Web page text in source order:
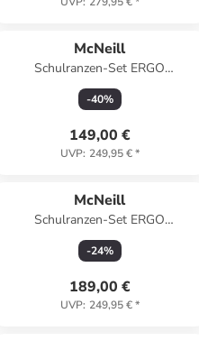
McNeill
Schulranzen-Set ERGO
COMPACTO 5tlg. BUBBLE in blau
-40%
149,00 €
UVP: 249,95 €*
McNeill
Schulranzen-Set ERGO
COMPACTO 5tlg. ZACK in rot
-24%
189,00 €
UVP: 249,95 €*